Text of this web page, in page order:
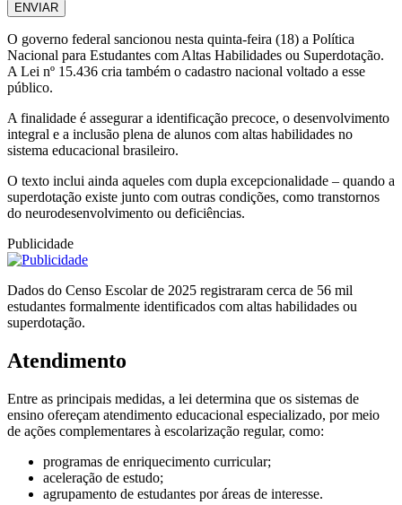
ENVIAR
O governo federal sancionou nesta quinta-feira (18) a Política
Nacional para Estudantes com Altas Habilidades ou Superdotação.
A Lei nº 15.436 cria também o cadastro nacional voltado a esse
público.
A finalidade é assegurar a identificação precoce, o desenvolvimento
integral e a inclusão plena de alunos com altas habilidades no
sistema educacional brasileiro.
O texto inclui ainda aqueles com dupla excepcionalidade – quando a
superdotação existe junto com outras condições, como transtornos
do neurodesenvolvimento ou deficiências.
Publicidade
Dados do Censo Escolar de 2025 registraram cerca de 56 mil
estudantes formalmente identificados com altas habilidades ou
superdotação.
Atendimento
Entre as principais medidas, a lei determina que os sistemas de
ensino ofereçam atendimento educacional especializado, por meio
de ações complementares à escolarização regular, como:
programas de enriquecimento curricular;
aceleração de estudo;
agrupamento de estudantes por áreas de interesse.